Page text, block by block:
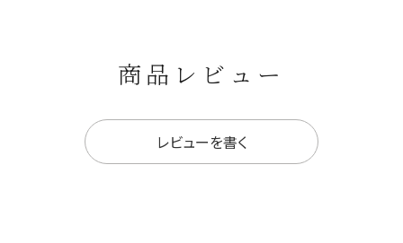
商品レビュー
レビューを書く